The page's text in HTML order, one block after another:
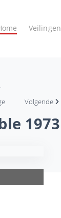
Veilingen
Volgende
1973